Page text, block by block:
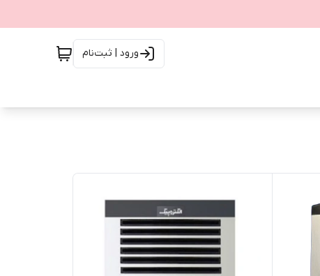
ورود | ثبت‌نام